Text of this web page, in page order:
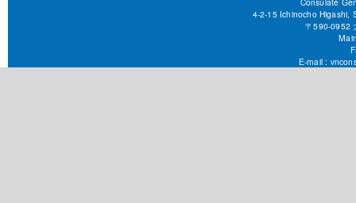
4-2-15 Ichinocho Higashi,
〒590-0952
E-mail :